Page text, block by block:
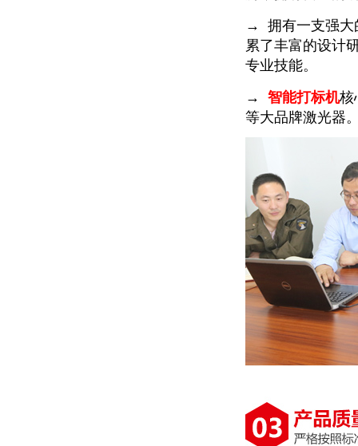
→ 拥有一支强大
累了丰富的设计
专业技能。
→ 智能打标机核
等大品牌激光器